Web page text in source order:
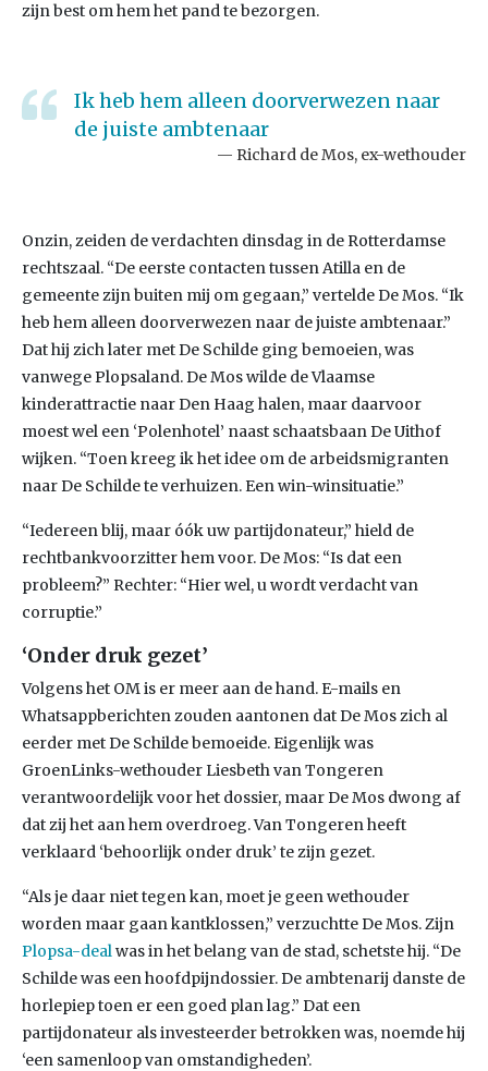
zijn best om hem het pand te bezorgen.
Ik heb hem alleen doorverwezen naar
de juiste ambtenaar
Richard de Mos, ex-wethouder
Onzin, zeiden de verdachten dinsdag in de Rotterdamse
rechtszaal. “De eerste contacten tussen Atilla en de
gemeente zijn buiten mij om gegaan,” vertelde De Mos. “Ik
heb hem alleen doorverwezen naar de juiste ambtenaar.”
Dat hij zich later met De Schilde ging bemoeien, was
vanwege Plopsaland. De Mos wilde de Vlaamse
kinderattractie naar Den Haag halen, maar daarvoor
moest wel een ‘Polenhotel’ naast schaatsbaan De Uithof
wijken. “Toen kreeg ik het idee om de arbeidsmigranten
naar De Schilde te verhuizen. Een win-winsituatie.”
“Iedereen blij, maar óók uw partijdonateur,” hield de
rechtbankvoorzitter hem voor. De Mos: “Is dat een
probleem?” Rechter: “Hier wel, u wordt verdacht van
corruptie.”
‘Onder druk gezet’
Volgens het OM is er meer aan de hand. E-mails en
Whatsappberichten zouden aantonen dat De Mos zich al
eerder met De Schilde bemoeide. Eigenlijk was
GroenLinks-wethouder Liesbeth van Tongeren
verantwoordelijk voor het dossier, maar De Mos dwong af
dat zij het aan hem overdroeg. Van Tongeren heeft
verklaard ‘behoorlijk onder druk’ te zijn gezet.
“Als je daar niet tegen kan, moet je geen wethouder
worden maar gaan kantklossen,” verzuchtte De Mos. Zijn
Plopsa-dealwas in het belang van de stad, schetste hij. “De
Schilde was een hoofdpijndossier. De ambtenarij danste de
horlepiep toen er een goed plan lag.” Dat een
partijdonateur als investeerder betrokken was, noemde hij
‘een samenloop van omstandigheden’.